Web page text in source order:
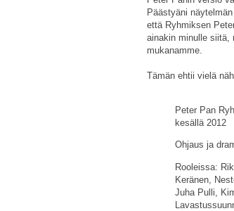
Päästyäni
että Ryhmiksen
ainakin minulle siitä,
mukanamme.
Tämän ehtii vielä
Peter Pan
kesällä 2012
Ohjaus ja
Rooleissa:
Keränen,
Juha Pulli,